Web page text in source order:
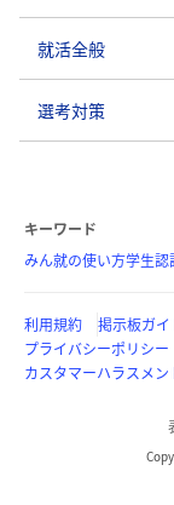
就活全般
選考対策
キーワード
みん就の使い方学生認
利用規約 掲示板ガ
プライバシーポリシー
カスタマーハラスメン